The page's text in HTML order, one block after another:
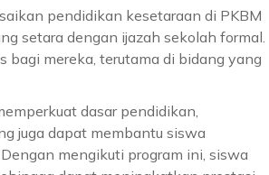
pendidikan kesetaraan di PKBM
setara dengan ijazah sekolah formal.
bagi mereka, terutama di bidang yang
dasar pendidikan,
juga dapat membantu siswa
mengikuti program ini, siswa